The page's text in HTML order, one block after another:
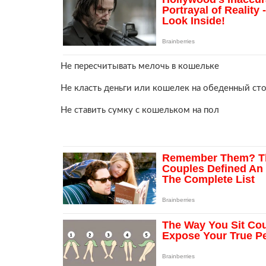
Не пересчитывать мелочь в кошельке
Не класть деньги или кошелек на обеденный
Не ставить сумку с кошельком на пол